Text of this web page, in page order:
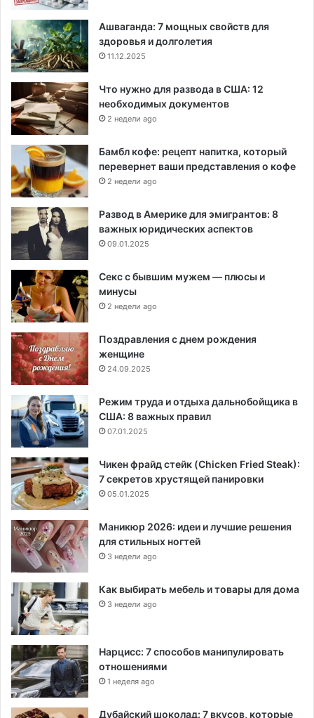
Ашваганда: 7 мощных свойств для
здоровья и долголетия
11.12.2025
Что нужно для развода в США: 12
необходимых документов
2 недели ago
Бамбл кофе: рецепт напитка, который
перевернет ваши представления о кофе
2 недели ago
Развод в Америке для эмигрантов: 8
важных юридических аспектов
09.01.2025
Секс с бывшим мужем — плюсы и
минусы
2 недели ago
Поздравления с днем рождения
женщине
24.09.2025
Режим труда и отдыха дальнобойщика в
США: 8 важных правил
07.01.2025
Чикен фрайд стейк (Chicken Fried Steak):
7 секретов хрустящей панировки
05.01.2025
Маникюр 2026: идеи и лучшие решения
для стильных ногтей
3 недели ago
Как выбирать мебель и товары для дома
3 недели ago
Нарцисс: 7 способов манипулировать
отношениями
1 неделя ago
Дубайский шоколад: 7 вкусов, которые